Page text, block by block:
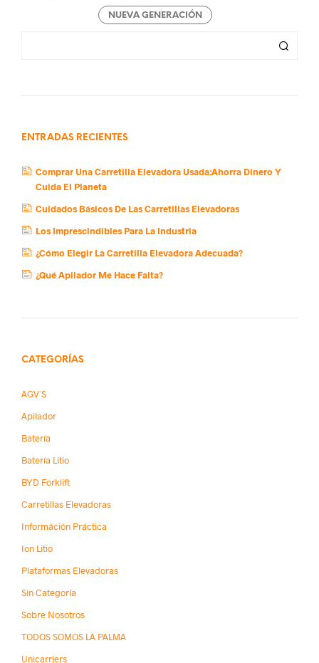
NUEVA GENERACIÓN
ENTRADAS RECIENTES
Comprar Una Carretilla Elevadora Usada:Ahorra Dinero Y
Cuida El Planeta
Cuidados Básicos De Las Carretillas Elevadoras
Los Imprescindibles Para La Industria
¿Cómo Elegir La Carretilla Elevadora Adecuada?
¿Qué Apilador Me Hace Falta?
CATEGORÍAS
AGV´s
Apilador
Batería
Batería Litio
BYD Forklift
Carretillas Elevadoras
Információn Práctica
Ion Litio
Plataformas Elevadoras
Sin Categoría
Sobre Nosotros
TODOS SOMOS LA PALMA
Unicarriers